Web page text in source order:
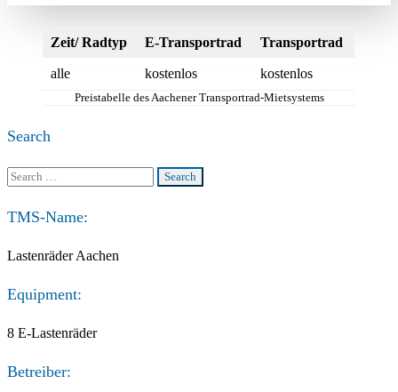
Zeit/ Radtyp E-Transportrad Transportrad
alle kostenlos kostenlos
Preistabelle des Aachener Transportrad-Mietsystems
Search
Search
for:
TMS-Name:
Lastenräder Aachen
Equipment:
8 E-Lastenräder
Betreiber: